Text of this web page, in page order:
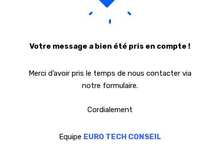
Votre message a bien été pris en compte !
Merci d’avoir pris le temps de nous contacter via
notre formulaire.
Cordialement
Equipe EURO TECH CONSEIL